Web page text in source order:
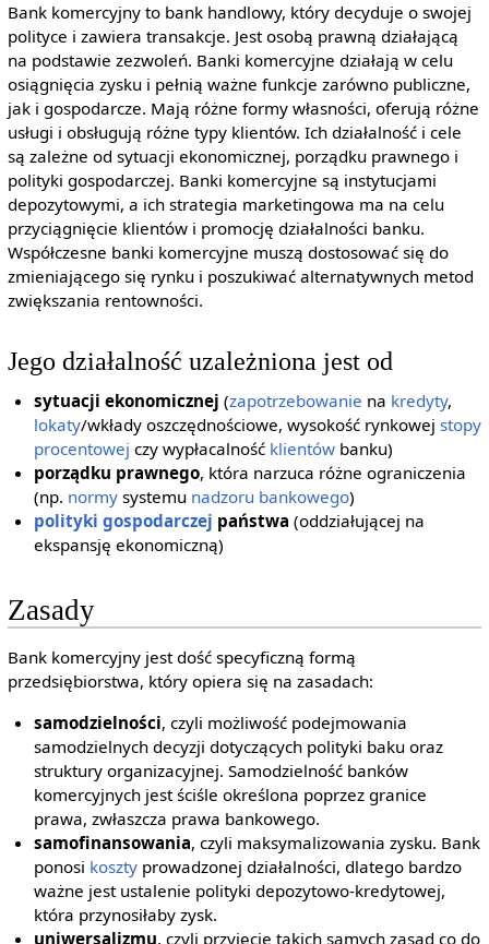
Bank komercyjny to bank handlowy, który decyduje o swojej
polityce i zawiera transakcje. Jest osobą prawną działającą
na podstawie zezwoleń. Banki komercyjne działają w celu
osiągnięcia zysku i pełnią ważne funkcje zarówno publiczne,
jak i gospodarcze. Mają różne formy własności, oferują różne
usługi i obsługują różne typy klientów. Ich działalność i cele
są zależne od sytuacji ekonomicznej, porządku prawnego i
polityki gospodarczej. Banki komercyjne są instytucjami
depozytowymi, a ich strategia marketingowa ma na celu
przyciągnięcie klientów i promocję działalności banku.
Współczesne banki komercyjne muszą dostosować się do
zmieniającego się rynku i poszukiwać alternatywnych metod
zwiększania rentowności.
Jego działalność uzależniona jest od
sytuacji ekonomicznej (zapotrzebowanie na kredyty,
lokaty/wkłady oszczędnościowe, wysokość rynkowejstopy
procentowej czy wypłacalność klientów banku)
porządku prawnego, która narzuca różne ograniczenia
(np. normy systemu nadzoru bankowego)
polityki gospodarczej państwa(oddziałującej na
ekspansję ekonomiczną)
Zasady
Bank komercyjny jest dość specyficzną formą
przedsiębiorstwa, który opiera się na zasadach:
samodzielności, czyli możliwość podejmowania
samodzielnych decyzji dotyczących polityki baku oraz
struktury organizacyjnej. Samodzielność banków
komercyjnych jest ściśle określona poprzez granice
prawa, zwłaszcza prawa bankowego.
samofinansowania, czyli maksymalizowania zysku. Bank
ponosi koszty prowadzonej działalności, dlatego bardzo
ważne jest ustalenie polityki depozytowo-kredytowej,
która przynosiłaby zysk.
uniwersalizmu, czyli przyjęcie takich samych zasad co do